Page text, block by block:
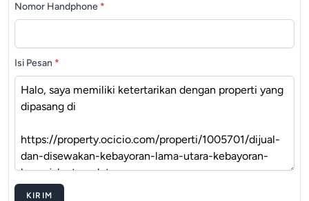
Nomor Handphone *
Isi Pesan *
KIRIM